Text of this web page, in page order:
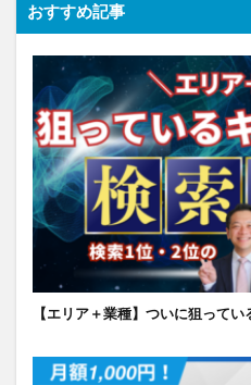
おすすめ記事
【エリア＋業種】ついに狙って